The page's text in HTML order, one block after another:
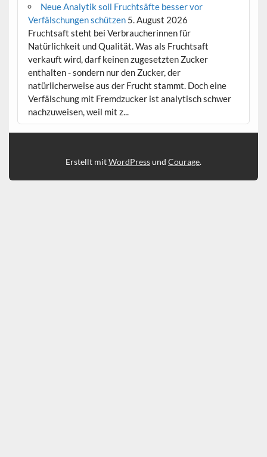
Neue Analytik soll Fruchtsäfte besser vor
Verfälschungen schützen 5. August 2026
Fruchtsaft steht bei Verbraucherinnen für
Natürlichkeit und Qualität. Was als Fruchtsaft
verkauft wird, darf keinen zugesetzten Zucker
enthalten - sondern nur den Zucker, der
natürlicherweise aus der Frucht stammt. Doch eine
Verfälschung mit Fremdzucker ist analytisch schwer
nachzuweisen, weil mit z...
Erstellt mitWordPressund Courage.